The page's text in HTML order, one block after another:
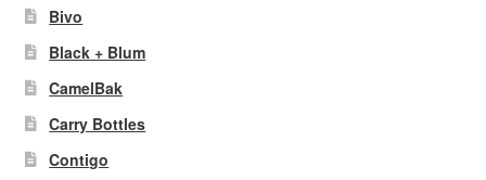
Bivo
Black + Blum
CamelBak
Carry Bottles
Contigo